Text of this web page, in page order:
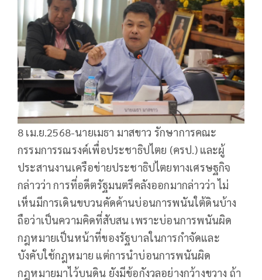
8 เม.ย.2568-นายเมธา มาสขาว รักษาการคณะ
กรรมการรณรงค์เพื่อประชาธิปไตย (ครป.) และผู้
ประสานงานเครือข่ายประชาธิปไตยทางเศรษฐกิจ
กล่าวว่า การที่อดีตรัฐมนตรีคลังออกมากล่าวว่า ไม่
เห็นมีการเดินขบวนคัดค้านบ่อนการพนันใต้ดินบ้าง
ถือว่าเป็นความคิดที่สับสน เพราะบ่อนการพนันผิด
กฎหมายเป็นหน้าที่ของรัฐบาลในการกำจัดและ
บังคับใช้กฎหมาย แต่การนำบ่อนการพนันผิด
กฎหมายมาไว้บนดิน ยังมีข้อกังวลอย่างกว้างขวาง ถ้า